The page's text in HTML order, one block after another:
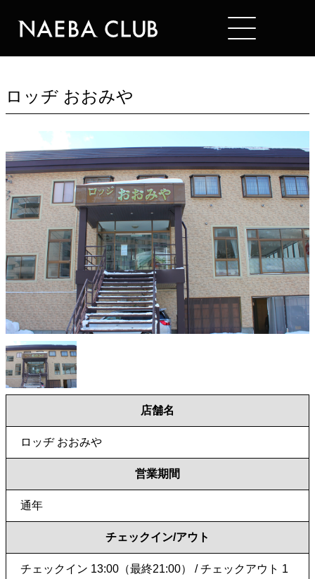
ロッヂ おおみや
店舗名
ロッヂ おおみや
営業期間
通年
チェックイン/アウト
チェックイン 13:00（最終21:00） / チェックアウト 1